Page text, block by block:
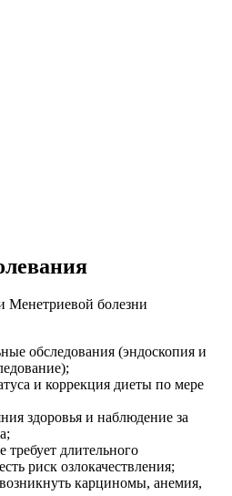
Менетриевой болезни
обследования (эндоскопия и
и коррекция диеты по мере
здоровья и наблюдение за
требует длительного
риск озлокачествления;
карциномы, анемия,